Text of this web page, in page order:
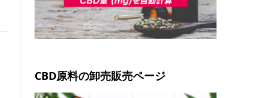
CBD原料の卸売販売ページ